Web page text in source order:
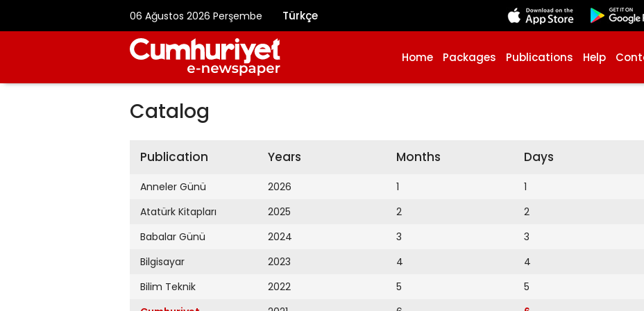
06 Ağustos 2026 Perşembe Türkçe
Home Packages Publications Help
Catalog
Publication
Anneler Günü
Atatürk Kitapları
Babalar Günü
Bilgisayar
Bilim Teknik
Years
2026
2025
2024
2023
2022
Months
1
2
3
4
5
Days
1
2
3
4
5